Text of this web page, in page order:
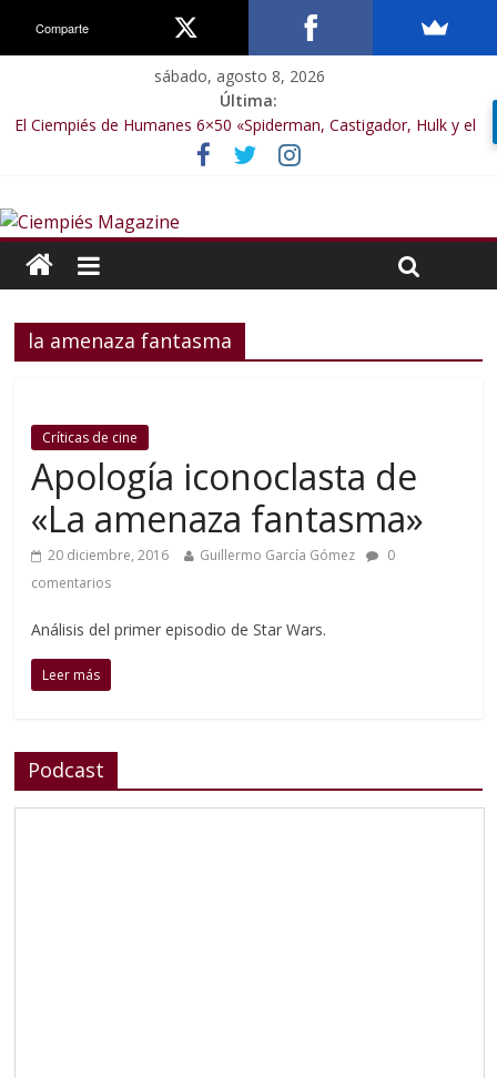
sábado, agosto 8, 2026
Última:
El Ciempiés de Humanes 6×50 «Spiderman, Castigador, Hulk y el
final de la sexta temporada»
El Ciempiés de Humanes 6×49 «Kiritaaaaa»
El Ciempiés de Humanes 6×47 «De nada por nada»
El Ciempiés de Humanes 6×46 «Ciudadano Minion»
la amenaza fantasma
Críticas de cine
Apología iconoclasta de
«La amenaza fantasma»
20 diciembre, 2016 Guillermo García Gómez
0
comentarios
Análisis del primer episodio de Star Wars.
Leer más
Podcast
Comparte